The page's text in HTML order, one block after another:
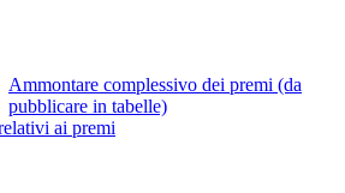
Ammontare complessivo dei premi (da
pubblicare in tabelle)
ai premi